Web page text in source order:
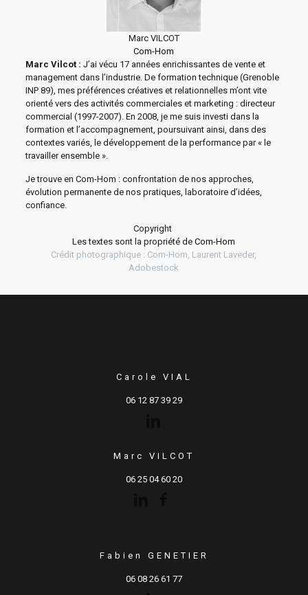
Marc VILCOT
Com-Hom
Marc Vilcot : J’ai vécu 17 années enrichissantes de vente et
management dans l’industrie. De formation technique (Grenoble
INP 89), mes préférences créatives et relationnelles m’ont vite
orienté vers des activités commerciales et marketing : directeur
commercial (1997-2007). En 2008, je me suis investi dans la
formation et l’accompagnement, poursuivant ainsi, dans des
contextes variés, le développement de la performance par « le
travailler ensemble ».
Je trouve en Com-Hom : confrontation de nos approches,
évolution permanente de nos pratiques, laboratoire d’idées,
confiance.
Copyright
Les textes sont la propriété deCom-Hom
Crédit photographique : Com-Hom, Laurent Laveder,
Adobestock
Carole VIAL
06 12 87 39 29
Marc VILCOT
06 25 04 60 20
Fabien GENETIER
06 08 26 61 77